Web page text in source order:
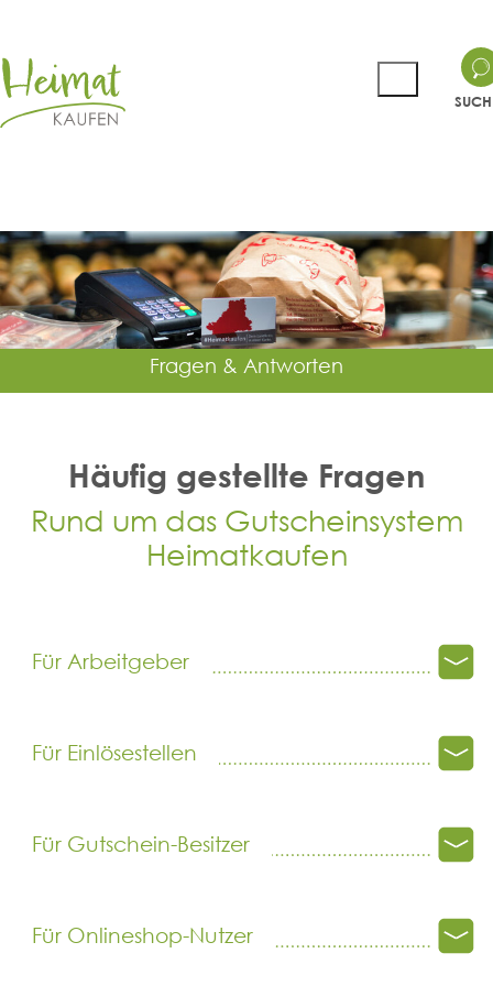
Fragen & Antworten
Fragen & Antworten
Fragen & Antworten
Häufig gestellte Fragen
Rund um das Gutscheinsystem
Heimatkaufen
Für Arbeitgeber
teilzunehmen?
info@heimat-
Welches Layout hat der Arbeitgeber-Gutschein?
Für Einlösestellen
die Gutscheine akzeptieren zu können?
Für Gutschein-Besitzer
Für Onlineshop-Nutzer